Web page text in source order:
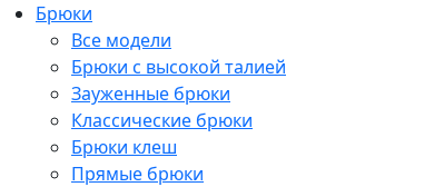
Брюки
Все модели
Брюки с высокой талией
Зауженные брюки
Классические брюки
Брюки клеш
Прямые брюки